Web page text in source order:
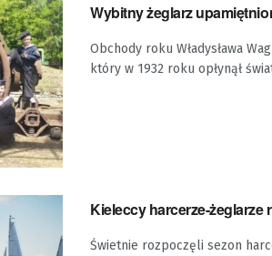
Wybitny żeglarz
Obchody roku Władysława
który w 1932 roku opłynął
Kieleccy harcerze-żeglarze
Świetnie rozpoczęli sezon